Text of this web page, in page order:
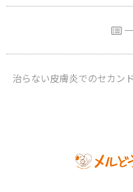
治らない皮膚炎でのセカン